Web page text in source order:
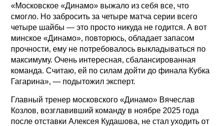
«Московское «Динамо» выжало из себя все, что
смогло. Но забросить за четыре матча серии всего
четыре шайбы — это просто никуда не годится. А вот
минское «Динамо», повторюсь, обладает запасом
прочности, ему не потребовалось выкладываться по
максимуму. Очень интересная, сбалансированная
команда. Считаю, ей по силам дойти до финала Кубка
Гагарина», — подытожил эксперт.
Главный тренер московского «Динамо» Вячеслав
Козлов, возглавивший команду в ноябре 2025 года
после отставки Алексея Кудашова, не стал уходить от